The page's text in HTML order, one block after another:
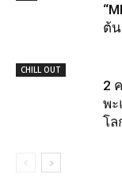
ต้
CHILL OUT
2
พะ
โล